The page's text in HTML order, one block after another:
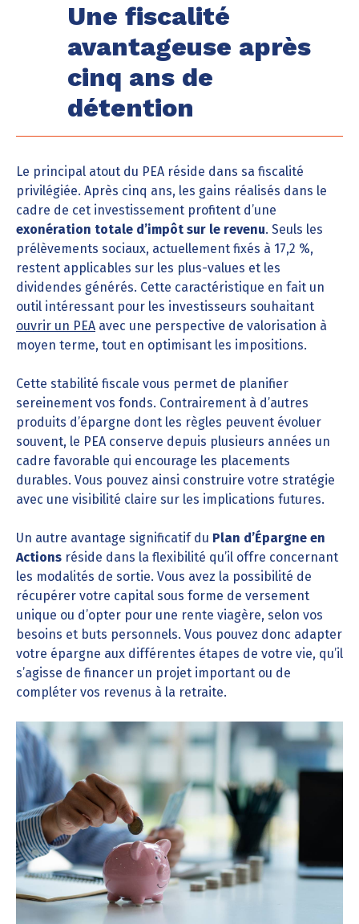
Une fiscalité
avantageuse après
cinq ans de
détention
Le principal atout du PEA réside dans sa fiscalité
privilégiée. Après cinq ans, les gains réalisés dans le
cadre de cet investissement profitent d’une
exonération totale d’impôt sur le revenu. Seuls les
prélèvements sociaux, actuellement fixés à 17,2 %,
restent applicables sur les plus-values et les
dividendes générés. Cette caractéristique en fait un
outil intéressant pour les investisseurs souhaitant
ouvrir un PEA avec une perspective de valorisation à
moyen terme, tout en optimisant les impositions.
Cette stabilité fiscale vous permet de planifier
sereinement vos fonds. Contrairement à d’autres
produits d’épargne dont les règles peuvent évoluer
souvent, le PEA conserve depuis plusieurs années un
cadre favorable qui encourage les placements
durables. Vous pouvez ainsi construire votre stratégie
avec une visibilité claire sur les implications futures.
Un autre avantage significatif du Plan d’Épargne en
Actions réside dans la flexibilité qu’il offre concernant
les modalités de sortie. Vous avez la possibilité de
récupérer votre capital sous forme de versement
unique ou d’opter pour une rente viagère, selon vos
besoins et buts personnels. Vous pouvez donc adapter
votre épargne aux différentes étapes de votre vie, qu’il
s’agisse de financer un projet important ou de
compléter vos revenus à la retraite.